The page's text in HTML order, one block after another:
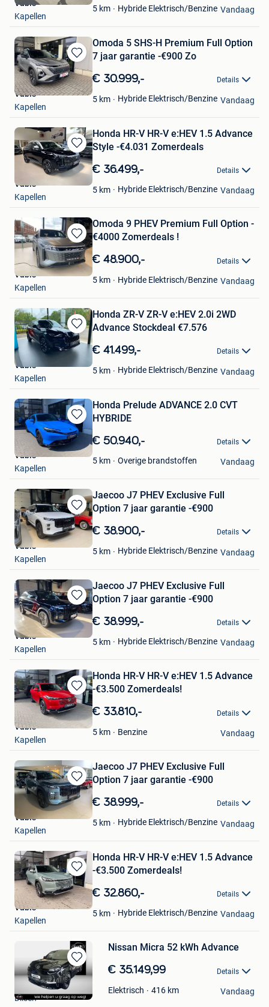
Favorieten
5 km Hybride Elektrisch/Benzine
Vabis
Kapellen
Vandaag
Bewaren
in
Mijn
Favorieten
Omoda 5 SHS-H Premium Full Option
7 jaar garantie -€900 Zo
€ 30.999,- Details
5 km Hybride Elektrisch/Benzine
Vabis
Kapellen
Vandaag
Bewaren
in
Mijn
Favorieten
Honda HR-V HR-V e:HEV 1.5 Advance
Style -€4.031 Zomerdeals
€ 36.499,- Details
5 km Hybride Elektrisch/Benzine
Vabis
Kapellen
Vandaag
Bewaren
in
Mijn
Favorieten
Omoda 9 PHEV Premium Full Option -
€4000 Zomerdeals !
€ 48.900,- Details
5 km Hybride Elektrisch/Benzine
Vabis
Kapellen
Vandaag
Bewaren
in
Favorieten
Honda ZR-V ZR-V e:HEV 2.0i 2WD
Advance Stockdeal €7.576
€ 41.499,- Details
5 km Hybride Elektrisch/Benzine
Vabis
Kapellen
Vandaag
Bewaren
in
Mijn
Favorieten
Honda Prelude ADVANCE 2.0 CVT
HYBRIDE
€ 50.940,- Details
5 km Overige brandstoffen
Vabis
Kapellen
Vandaag
Bewaren
in
Mijn
Favorieten
Jaecoo J7 PHEV Exclusive Full
Option 7 jaar garantie -€900
€ 38.900,- Details
5 km Hybride Elektrisch/Benzine
Vabis
Kapellen
Vandaag
Bewaren
in
Mijn
Favorieten
Jaecoo J7 PHEV Exclusive Full
Option 7 jaar garantie -€900
€ 38.999,- Details
5 km Hybride Elektrisch/Benzine
Vabis
Kapellen
Vandaag
Bewaren
in
Mijn
Favorieten
Honda HR-V HR-V e:HEV 1.5 Advance
-€3.500 Zomerdeals!
€ 33.810,- Details
5 km Benzine
Vabis
Kapellen
Vandaag
Bewaren
in
Mijn
Favorieten
Jaecoo J7 PHEV Exclusive Full
Option 7 jaar garantie -€900
€ 38.999,- Details
5 km Hybride Elektrisch/Benzine
Vabis
Kapellen
Vandaag
Bewaren
in
Mijn
Favorieten
Honda HR-V HR-V e:HEV 1.5 Advance
-€3.500 Zomerdeals!
€ 32.860,- Details
5 km Hybride Elektrisch/Benzine
Vabis
Kapellen
Vandaag
Bewaren
in
Mijn
Favorieten
Nissan Micra 52 kWh Advance
€ 35.149,99 Details
Elektrisch 416 km
Di Nitto Dilsen
Dilsen
Vandaag